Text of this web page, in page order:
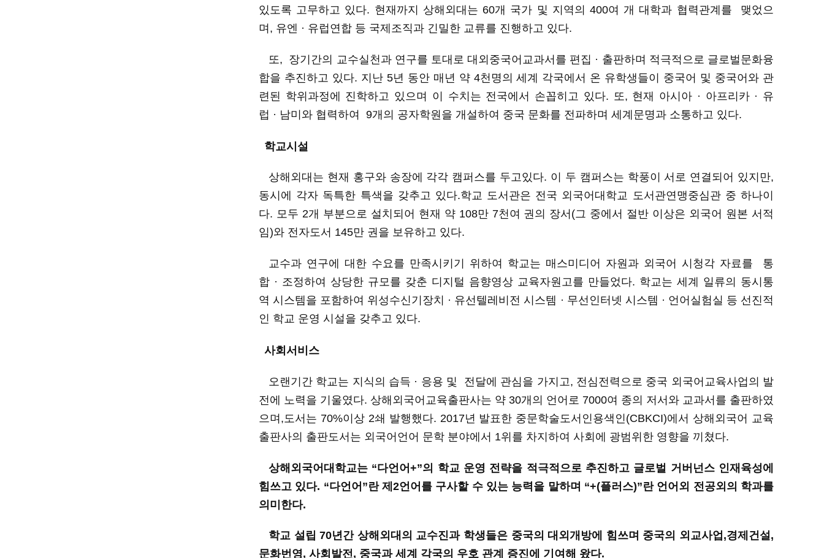
있도록 고무하고 있다. 현재까지 상해외대는 60개 국가 및 지역의 400여 개 대학과 협력관계를
맺었으
며 , 유엔 · 유럽연합 등 국제조직과 긴밀한 교류를 진행하고 있다.
또, 장기간의 교수실천과 연구를 토대로 대외중국어교과서를 편집 · 출판하며 적극적으로 글로벌문화융
합을 추진하고 있다. 지난5년 동안매년 약4천명의 세계 각국에서 온 유학생들이 중국어 및 중국어와 관
련된 학위과정에 진학하고 있으며 이 수치는 전국에서 손꼽히고 있다. 또, 현재 아시아 · 아프리카 · 유
럽 · 남미 와 협력하여 9개의 공자학원을 개설하여 중국 문화를 전파하며 세계문명과 소통하고 있다.
학교시설
상해외대는 현재 홍구와 송장에 각각 캠퍼스를 두고있다. 이 두 캠퍼스는 학풍이 서로 연결되어 있지만,
동시에 각자 독특한 특색을 갖추고 있다.학교 도서관은 전국 외국어대학교 도서관연맹중심관 중 하나이
다. 모두 2개 부분으로 설 치되 어 현재 약 108만 7천여 권의 장서 (그 중에서 절반 이상은 외국어 원본 서적
임)와 전자도서 145만 권 을 보유하고 있다.
교수과 연구에 대한 수요를 만족시키기 위하여 학교는 매스미디어 자원과 외국어 시청각 자료를 통
합 · 조정하여 상당한 규모를 갖춘 디지 털 음향영상 교육자원고를 만들었다. 학교는 세계 일류의 동시통
역 시스템을 포함하여 위성수신기장치 · 유선텔레비전 시스템 · 무선인터넷 시스템 · 언어실험실 등 선진적
인 학교 운영 시설을 갖추고 있다.
사회서비스
오랜기간 학교는 지식의 습득 · 응용 및 전 달에 관심을 가지고, 전심전력으로 중국 외국어교육사업의 발
전에 노력을 기울였다. 상해외국어교육출판사는 약 30개의 언어로 7000여 종의 저서와 교과서를 출판하였
으며 , 도서는 70%이상 2쇄 발행했다. 2017년 발표한 중문학술도서인용색인(CBKCI)에서 상해외국어 교육
출판사의 출판도서는 외국어언어 문학 분야에서 1위를 차지하여 사회에 광범위한 영향을 끼쳤다.
상해외국어대학교는 “다언어+”의 학교 운영 전략을 적극적으로 추진하고 글로벌 거버넌스 인재육성에
힘쓰고 있다. “다언어 ”란 제2언어를 구사할 수 있는 능력을 말하며 “+(플러스)”란 언어외 전공외의 학과를
의미한다.
학교 설립 70년간 상해외대의 교수진과 학생들은 중국의 대외개방에 힘쓰며 중국의 외교사업,경제 건설,
문화번영, 사회발전, 중국과 세계 각국의 우호 관계 증진에 기여해 왔다.